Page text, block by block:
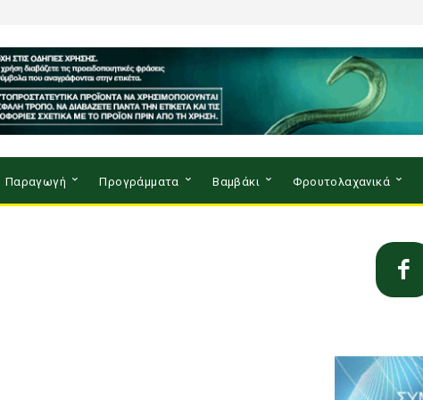
Παραγωγή Προγράμματα Βαμβάκι Φρουτολαχανικά